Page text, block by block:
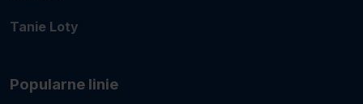
Tanie Loty
Popularne linie